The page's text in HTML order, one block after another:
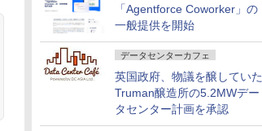
「Agentforce Coworker」の
一般提供を開始
データセンターカフェ
英国政府、物議を醸していた
Truman醸造所の5.2MWデー
タセンター計画を承認